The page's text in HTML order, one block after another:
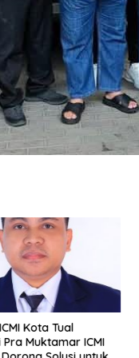
Kota Tual
Muktamar ICMI